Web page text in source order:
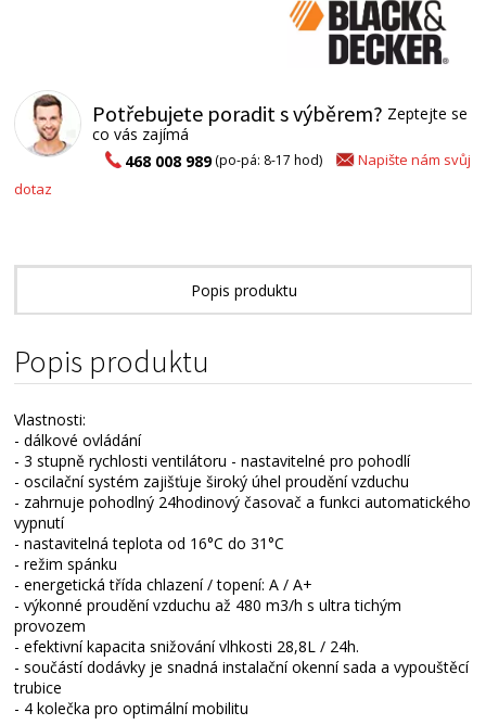
Potřebujete poradit s výběrem? Zeptejte se
co vás zajímá
468 008 989(po-pá: 8-17 hod)
Napište nám svůj
dotaz
Popis produktu
Přílohy ke stažení
Popis produktu
Vlastnosti:
- dálkové ovládání
- 3 stupně rychlosti ventilátoru - nastavitelné pro pohodlí
- oscilační systém zajišťuje široký úhel proudění vzduchu
- zahrnuje pohodlný 24hodinový časovač a funkci automatického
vypnutí
- nastavitelná teplota od 16°C do 31°C
- režim spánku
- energetická třída chlazení / topení: A / A+
- výkonné proudění vzduchu až 480 m3/h s ultra tichým
provozem
- efektivní kapacita snižování vlhkosti 28,8L / 24h.
- součástí dodávky je snadná instalační okenní sada a vypouštěcí
trubice
- 4 kolečka pro optimální mobilitu